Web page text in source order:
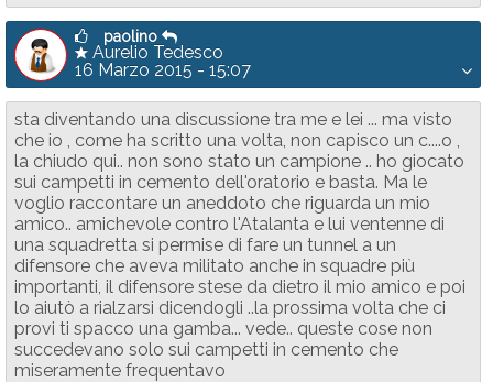
paolino
Aurelio Tedesco
16 Marzo 2015 - 15:07
sta diventando una discussione tra me e lei ... ma visto
che io , come ha scritto una volta, non capisco un c....o ,
la chiudo qui.. non sono stato un campione .. ho giocato
sui campetti in cemento dell'oratorio e basta. Ma le
voglio raccontare un aneddoto che riguarda un mio
amico.. amichevole contro l'Atalanta e lui ventenne di
una squadretta si permise di fare un tunnel a un
difensore che aveva militato anche in squadre più
importanti, il difensore stese da dietro il mio amico e poi
lo aiutò a rialzarsi dicendogli ..la prossima volta che ci
provi ti spacco una gamba... vede.. queste cose non
succedevano solo sui campetti in cemento che
miseramente frequentavo